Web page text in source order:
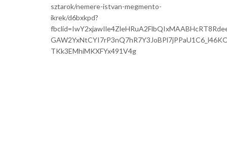
sztarok/nemere-istvan-megmento-
ikrek/d6bxkpd?
TKk3EMhiMKXFYx491V4g